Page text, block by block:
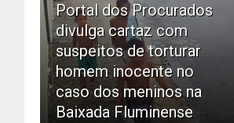
Portal dos Procurados
divulga cartaz com
suspeitos de torturar
homem inocente no
caso dos meninos na
Baixada Fluminense